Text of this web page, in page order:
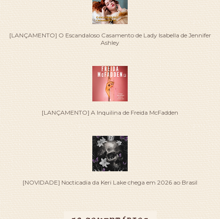
[LANÇAMENTO] O Escandaloso Casamento de Lady Isabella de Jennifer
Ashley
[LANÇAMENTO] A Inquilina de Freida McFadden
[NOVIDADE] Nocticadia da Keri Lake chega em 2026 ao Brasil